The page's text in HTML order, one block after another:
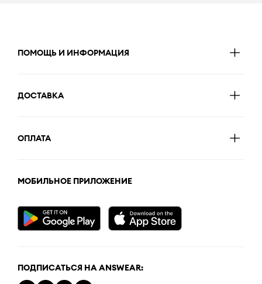
ПОМОЩЬ И ИНФОРМАЦИЯ
ДОСТАВКА
ОПЛАТА
МОБИЛЬНОЕ ПРИЛОЖЕНИЕ
ПОДПИСАТЬСЯ НА ANSWEAR: